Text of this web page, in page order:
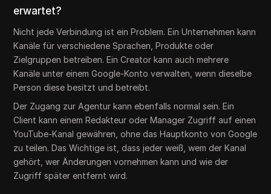
erwartet?
Nicht jede Verbindung ist ein Problem. Ein Unternehmen kann
Kanäle für verschiedene Sprachen, Produkte oder
Zielgruppen betreiben. Ein Creator kann auch mehrere
Kanäle unter einem Google-Konto verwalten, wenn dieselbe
Person diese besitzt und betreibt.
Der Zugang zur Agentur kann ebenfalls normal sein. Ein
Client kann einem Redakteur oder Manager Zugriff auf einen
YouTube-Kanal gewähren, ohne das Hauptkonto von Google
zu teilen. Das Wichtige ist, dass jeder weiß, wem der Kanal
gehört, wer Änderungen vornehmen kann und wie der
Zugriff später entfernt wird.